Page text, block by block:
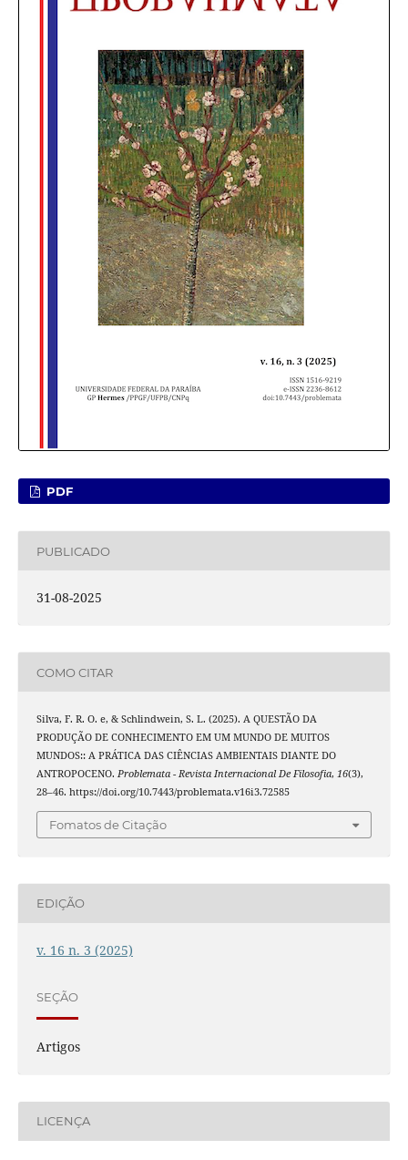
PDF
PUBLICADO
31-08-2025
COMO CITAR
Silva, F. R. O. e, & Schlindwein, S. L. (2025). A QUESTÃO DA
PRODUÇÃO DE CONHECIMENTO EM UM MUNDO DE MUITOS
MUNDOS:: A PRÁTICA DAS CIÊNCIAS AMBIENTAIS DIANTE DO
ANTROPOCENO. Problemata - Revista Internacional De Filosofia, 16(3),
28–46. https://doi.org/10.7443/problemata.v16i3.72585
Fomatos de Citação
EDIÇÃO
v. 16 n. 3 (2025)
SEÇÃO
Artigos
LICENÇA